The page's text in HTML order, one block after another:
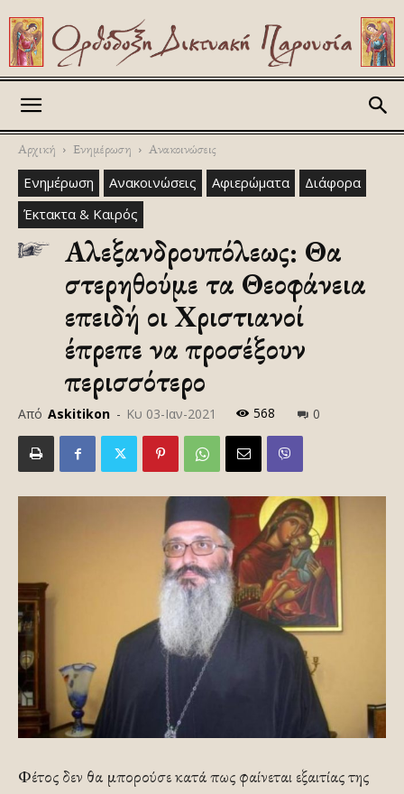
Αρχική Ενημέρωση Ανακοινώσεις
Ενημέρωση Ανακοινώσεις Αφιερώματα
Διάφορα
Έκτακτα & Καιρός
Αλεξανδρουπόλεως: Θα
στερηθούμε τα Θεοφάνεια
επειδή οι Χριστιανοί
έπρεπε να προσέξουν
περισσότερο
Από Askitikon - Κυ 03-Ιαν-2021 568 0
Φέτος δεν θα μπορούσε κατά πως φαίνεται εξαιτίας της